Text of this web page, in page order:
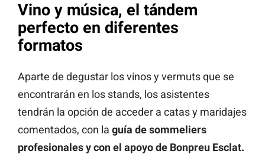
Vino y música, el tándem
perfecto en diferentes
formatos
Aparte de degustar los vinos y vermuts que se
encontrarán en los stands, los asistentes
tendrán la opción de acceder a catas y maridajes
comentados, con la guía de sommeliers
profesionales y con el apoyo de Bonpreu Esclat.